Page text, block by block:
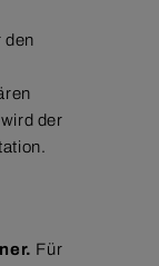
den
der
Für